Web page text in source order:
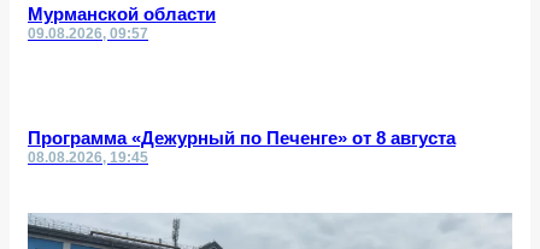
Мурманской области
09.08.2026, 09:57
Программа «Дежурный по Печенге» от 8 августа
08.08.2026, 19:45